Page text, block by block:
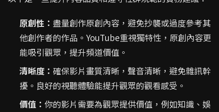
原創性： 盡量創作原創內容，避免抄襲或過度參考其
他創作者的作品。YouTube重視獨特性，原創內容更
能吸引觀眾，提升頻道價值。
清晰度： 確保影片畫質清晰，聲音清晰，避免雜訊幹
擾。良好的視聽體驗能提升觀眾的觀看感受。
價值： 你的影片需要為觀眾提供價值，例如知識、娛